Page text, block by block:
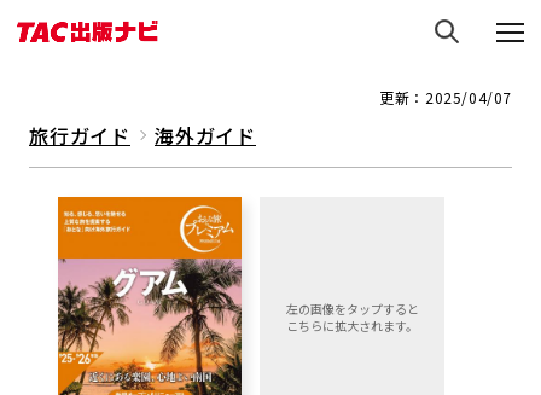
更新：2025/04/07
旅行ガイド 海外ガイド